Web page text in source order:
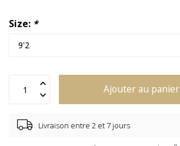
Size: *
Ajouter au panier
Livraison entre 2 et 7 jours